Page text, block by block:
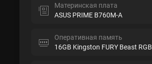
Материнская плата
ASUS PRIME B760M-A
Оперативная память
16GB Kingston FURY Beast RGB